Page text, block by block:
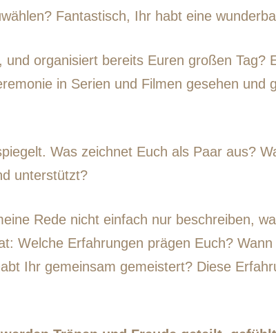
Fantastisch, Ihr habt eine
organisiert bereits Euren großen Tag?
in Serien und Filmen gesehen
Was zeichnet Euch als Paar aus?
unterstützt?
Rede nicht einfach nur beschreiben,
Welche Erfahrungen prägen Euch?
Ihr gemeinsam gemeistert? Diese